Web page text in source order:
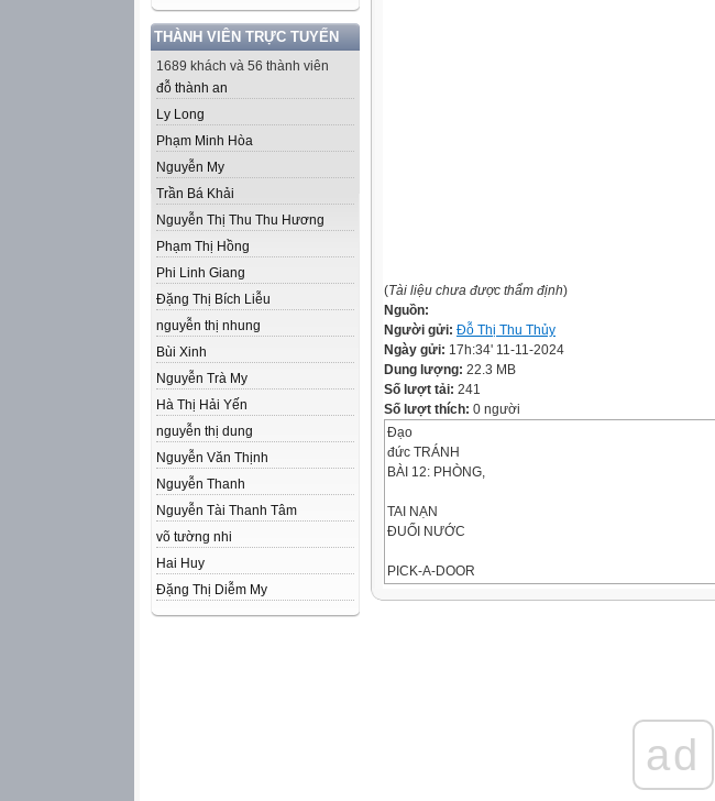
THÀNH VIÊN TRỰC TUYẾN
1689 khách và 56 thành viên
đỗ thành an
Ly Long
Phạm Minh Hòa
Nguyễn My
Trần Bá Khải
Nguyễn Thị Thu Thu Hương
Phạm Thị Hồng
Phi Linh Giang
Đặng Thị Bích Liễu
nguyễn thị nhung
Bùi Xinh
Nguyễn Trà My
Hà Thị Hải Yến
nguyễn thị dung
Nguyễn Văn Thịnh
Nguyễn Thanh
Nguyễn Tài Thanh Tâm
võ tường nhi
Hai Huy
Đặng Thị Diễm My
(Tài liệu chưa được thẩm định)
Nguồn:
Người gửi: Đỗ Thị Thu Thủy
Ngày gửi: 17h:34' 11-11-2024
Dung lượng: 22.3 MB
Số lượt tải: 241
Số lượt thích: 0 người
Đạo
đức TRÁNH
BÀI 12: PHÒNG,
TAI NẠN
ĐUỐI NƯỚC
PICK-A-DOOR
nhanh nhất sẽ là đội trả lời và được chọn ô cửa mà đội
yêu thích nhất. Khi ô của được mở ra tương ứng với 1
bức tranh bí mật, nhiệm vụ của đội phải suy nghĩ trong
vòng 5 giây để trả lời câu hỏi cho bức tranh đó. Hết 5
ad